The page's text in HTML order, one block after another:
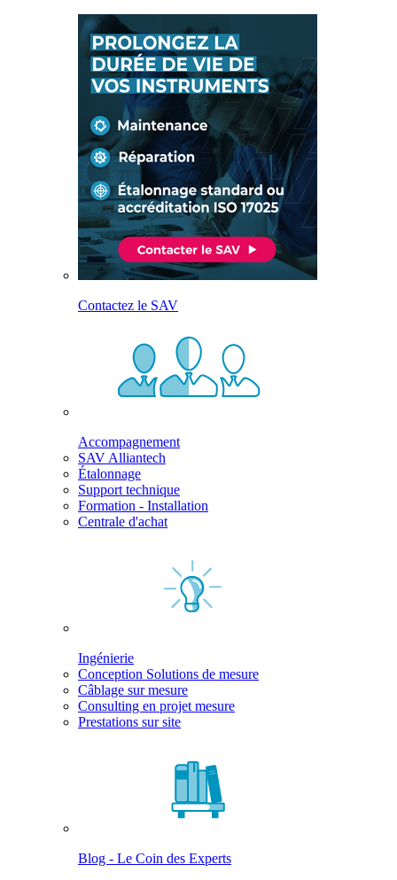
Contactez le SAV
Accompagnement
SAV Alliantech
Étalonnage
Support technique
Formation - Installation
Centrale d'achat
Ingénierie
Conception Solutions de mesure
Câblage sur mesure
Consulting en projet mesure
Prestations sur site
Blog - Le Coin des Experts